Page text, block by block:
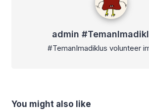
admin
#TemanImadiklus volunteer
You might also like